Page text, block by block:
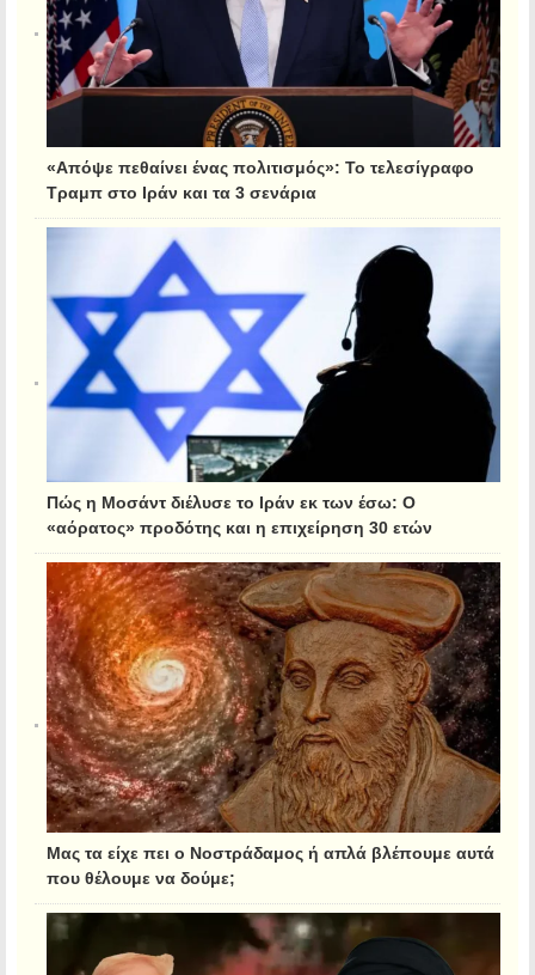
«Απόψε πεθαίνει ένας πολιτισμός»: Το τελεσίγραφο
Τραμπ στο Ιράν και τα 3 σενάρια
Πώς η Μοσάντ διέλυσε το Ιράν εκ των έσω: Ο
«αόρατος» προδότης και η επιχείρηση 30 ετών
Μας τα είχε πει ο Νοστράδαμος ή απλά βλέπουμε αυτά
που θέλουμε να δούμε;